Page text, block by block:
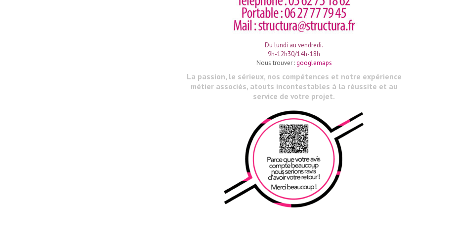
Du lundi au vendredi.
9h-12h30/14h-18h
Nous trouver :googlemaps
La passion, le sérieux, nos compétences et notre expérience
métier associés, atouts incontestables à la réussite et au
service de votre projet.